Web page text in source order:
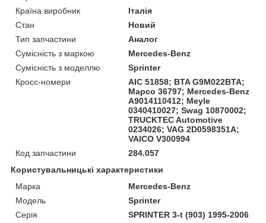
Країна виробник
Італія
Стан
Новий
Тип запчастини
Аналог
Сумісність з маркою
Mercedes-Benz
Сумісність з моделлю
Sprinter
Кросс-номери
AIC 51858; BTA G9M022BTA;
Mapco 36797; Mercedes-Benz
A9014110412; Meyle
0340410027; Swag 10870002;
TRUCKTEC Automotive
0234026; VAG 2D0598351A;
VAICO V300994
Код запчастини
284.057
Користувальницькі характеристики
Марка
Mercedes-Benz
Модель
Sprinter
Серія
SPRINTER 3-t (903) 1995-2006